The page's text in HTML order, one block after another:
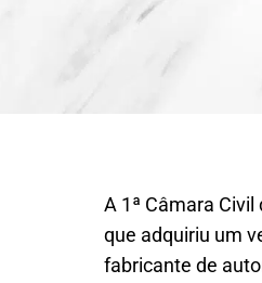
A 1ª Câmara
que adquiriu um
fabricante de